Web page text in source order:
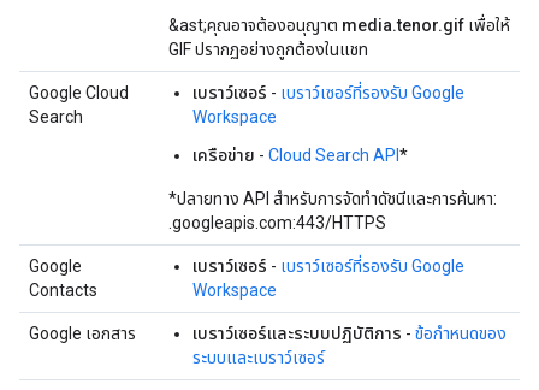
&ast;คุณอาจต้องอนุญาต media.tenor.gif เพื่อให้
GIF ปรากฏอย่างถูกต้องในแชท
Google Cloud
Search
เบราว์เซอร์ - เบราว์เซอร์ที่รองรับ Google
Workspace
เครือข่าย - Cloud Search API *
*ปลายทาง API สำหรับการจัดทำดัชนีและการค้นหา:
.googleapis.com:443/HTTPS
Google
Contacts
เบราว์เซอร์ - เบราว์เซอร์ที่รองรับ Google
Workspace
Google เอกสาร เบราว์เซอร์และระบบปฏิบัติการ - ข้อกำหนดของ
ระบบและเบราว์เซอร์